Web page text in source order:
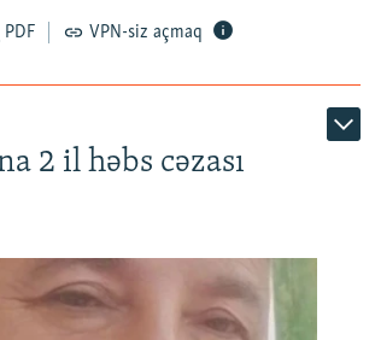
PDF VPN-siz açmaq
2 il həbs cəzası